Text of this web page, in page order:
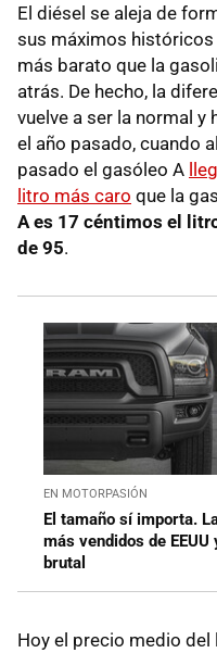
El diésel se aleja de
sus máximos históricos
más barato que la
atrás. De hecho, la
vuelve a ser la normal y
el año pasado, cuando
pasado el gasóleo A
litro más caro que la
A es 17 céntimos el
de 95.
EN MOTORPASIÓN
El tamaño sí importa.
más vendidos de
brutal
Hoy el precio medio del